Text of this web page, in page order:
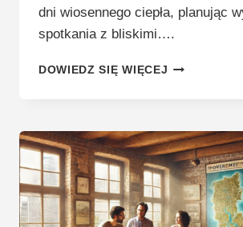
dni wiosennego ciepła, planując
spotkania z bliskimi….
DOWIEDZ SIĘ WIĘCEJ MAJÓWKA
PO
DŁUGIM
+
GITAROWY